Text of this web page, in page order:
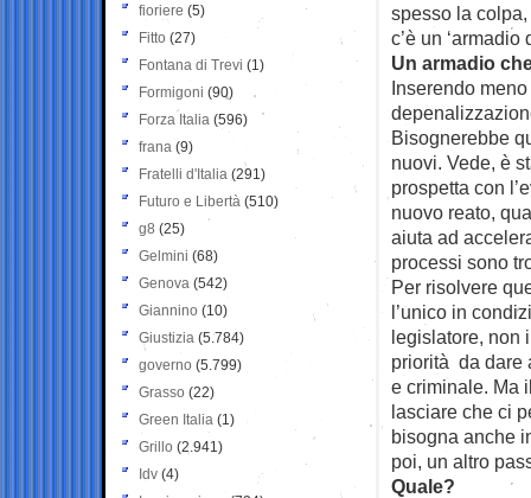
spesso la
c’è un
Un armadio
Inserendo
Bisognerebbe
nuovi. Vede, è
prospetta con
nuovo reato,
aiuta ad
processi sono
Per risolvere
l’unico in
legislatore, non
priorità da dare
e criminale. Ma
lasciare che ci
bisogna anche
poi, un altro
Quale?
fioriere (5)
Fitto (27)
Fontana di Trevi (1)
Formigoni (90)
Forza Italia (596)
frana (9)
Fratelli d'Italia (291)
Futuro e Libertà (510)
g8 (25)
Gelmini (68)
Genova (542)
Giannino (10)
Giustizia (5.784)
governo (5.799)
Grasso (22)
Green Italia (1)
Grillo (2.941)
Idv (4)